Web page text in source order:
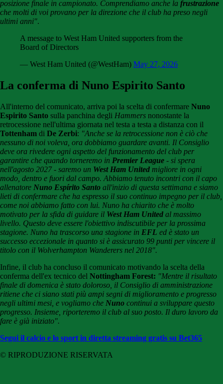
posizione finale in campionato. Comprendiamo anche la frustrazione
che molti di voi provano per la direzione che il club ha preso negli
ultimi anni".
A message to West Ham United supporters from the
Board of Directors
— West Ham United (@WestHam) May 27, 2026
La conferma di Nuno Espirito Santo
All'interno del comunicato, arriva poi la scelta di confermare Nuno
Espirito Santo sulla panchina degli Hammers nonostante la
retrocessione nell'ultima giornata nel testa a testa a distanza con il
Tottenham di De Zerbi: "Anche se la retrocessione non è ciò che
nessuno di noi voleva, ora dobbiamo guardare avanti. Il Consiglio
deve ora rivedere ogni aspetto del funzionamento del club per
garantire che quando torneremo in Premier League - si spera
nell'agosto 2027 - saremo un West Ham United migliore in ogni
modo, dentro e fuori dal campo. Abbiamo tenuto incontri con il capo
allenatore Nuno Espírito Santo all'inizio di questa settimana e siamo
lieti di confermare che ha espresso il suo continuo impegno per il club,
come noi abbiamo fatto con lui. Nuno ha chiarito che è molto
motivato per la sfida di guidare il West Ham United al massimo
livello. Questo deve essere l'obiettivo indiscutibile per la prossima
stagione. Nuno ha trascorso una stagione in EFL ed è stato un
successo eccezionale in quanto si è assicurato 99 punti per vincere il
titolo con il Wolverhampton Wanderers nel 2018".
Infine, il club ha concluso il comunicato motivando la scelta della
conferma dell'ex tecnico del Nottingham Forest: "Mentre il risultato
finale di domenica è stato doloroso, il Consiglio di amministrazione
ritiene che ci siano stati più ampi segni di miglioramento e progresso
negli ultimi mesi, e vogliamo che Nuno continui a sviluppare questo
progresso. Insieme, riporteremo il club al suo posto. Il duro lavoro da
fare è già iniziato".
Segui il calcio e lo sport in diretta streaming gratis su Bet365
© RIPRODUZIONE RISERVATA